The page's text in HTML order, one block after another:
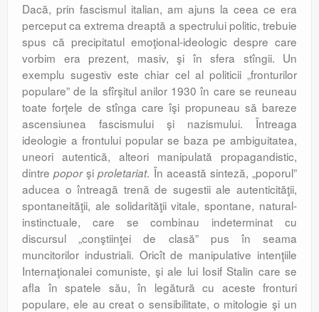
Dacă, prin fascismul italian, am ajuns la ceea ce era
perceput ca extrema dreaptă a spectrului politic, trebuie
spus că precipitatul emoţional-ideologic despre care
vorbim era prezent, masiv, şi în sfera stîngii. Un
exemplu sugestiv este chiar cel al politicii „fronturilor
populare” de la sfîrşitul anilor 1930 în care se reuneau
toate forţele de stînga care îşi propuneau să bareze
ascensiunea fascismului şi nazismului. Întreaga
ideologie a frontului popular se baza pe ambiguitatea,
uneori autentică, alteori manipulată propagandistic,
dintrepoporşiproletariat. În această sinteză, „poporul”
aducea o întreagă trenă de sugestii ale autenticităţii,
spontaneităţii, ale solidarităţii vitale, spontane, natural-
instinctuale, care se combinau indeterminat cu
discursul „conştiinţei de clasă” pus în seama
muncitorilor industriali. Oricît de manipulative intenţiile
Internaţionalei comuniste, şi ale lui Iosif Stalin care se
afla în spatele său, în legătură cu aceste fronturi
populare, ele au creat o sensibilitate, o mitologie şi un